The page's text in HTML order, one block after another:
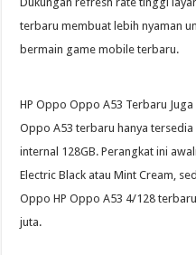
terbaru membuat lebih nyaman
bermain game mobile terbaru.
HP Oppo Oppo A53 Terbaru
Oppo A53 terbaru hanya
internal 128GB. Perangkat ini
Electric Black atau Mint Cream,
Oppo HP Oppo A53 4/128
juta.